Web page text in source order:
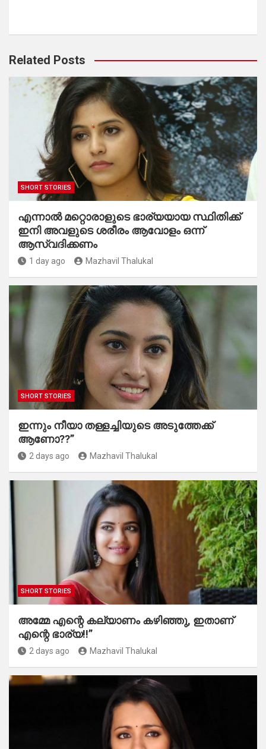
Related Posts
SHORT STORIES
എന്നാൽ മറ്റൊരാളുടെ ഭാര്യയായ സ്ഥിതിക്ക്
ഇനി അവളുടെ ശരീരം ആവോളം ഒന്ന്
ആസ്വദിക്കണം
1 day ago Mazhavil Thalukal
SHORT STORIES
ഇന്നും നീയാ തള്ളച്ചിയുടെ അടുത്തേക്ക്
ആണോ??”
2 days ago Mazhavil Thalukal
SHORT STORIES
അമ്മേ എന്റെ കല്യാണം കഴിഞ്ഞു, ഇതാണ്
എന്റെ ഭാര്യ!!”
2 days ago Mazhavil Thalukal